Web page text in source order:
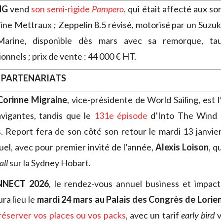
vend son semi-rigide Pampero, qui était affecté aux
Mettraux ; Zeppelin 8.5 révisé, motorisé par un
disponible dès mars avec sa remorque,
; prix de vente : 44 000 € HT.
Migraine, vice-présidente de World Sailing, est
tandis que le 131e épisode d’Into The
Report fera de son côté son retour le mardi 13
avec pour premier invité de l’année, Alexis Loison,
sur la Sydney Hobart.
2026, le rendez-vous annuel business et
lieu le mardi 24 mars au Palais des Congrès de
vos places ou vos packs, avec un tarifearly bird